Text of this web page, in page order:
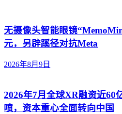
无摄像头智能眼镜
元，另辟蹊径对抗Meta
2026年8月9日
2026年7月全球XR融资近60
喷，资本重心全面转向中国